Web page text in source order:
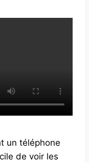
un téléphone
de voir les